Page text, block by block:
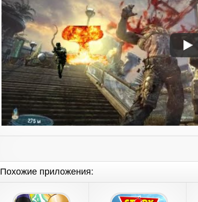
Похожие приложения: